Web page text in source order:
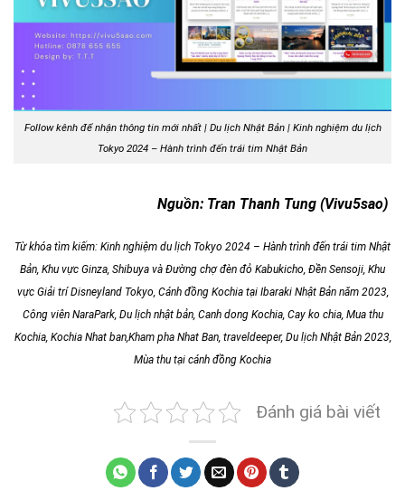
Follow kênh để nhận thông tin mới nhất | Du lịch Nhật Bản | Kinh nghiệm du lịch
Tokyo 2024 – Hành trình đến trái tim Nhật Bản
Nguồn: Tran Thanh Tung (Vivu5sao)
Từ khóa tìm kiếm: Kinh nghiệm du lịch Tokyo 2024 – Hành trình đến trái tim Nhật
Bản, Khu vực Ginza , Shibuya và Đường chợ đèn đỏ Kabukicho, Đền Sensoji, Khu
vực Giải trí Disneyland Tokyo, Cánh đồng Kochia tại Ibaraki Nhật Bản năm 2023,
Công viên NaraPark, Du lịch nhật bản, Canh dong Kochia, Cay ko chia, Mua thu
Kochia, Kochia Nhat ban,Kham pha Nhat Ban, traveldeeper, Du lịch Nhật Bản 2023,
Mùa thu tại cánh đồng Kochia
Đánh giá bài viết